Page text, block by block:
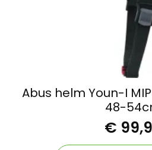
Abus helm Youn-I
48-
€